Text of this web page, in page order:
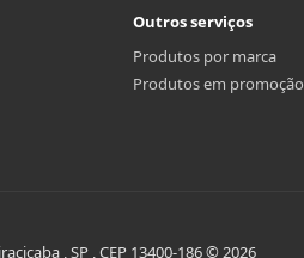
Outros serviços
Produtos por marca
Produtos em promoção
, SP , CEP 13400-186 © 2026